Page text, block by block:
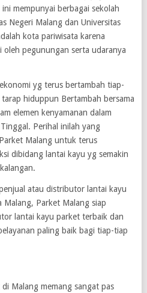
mempunyai berbagai sekolah
Negeri Malang dan Universitas
kota pariwisata karena
pegunungan serta udaranya
yg terus bertambah tiap-
hiduppun Bertambah bersama
elemen kenyamanan dalam
Perihal inilah yang
Malang untuk terus
dibidang lantai kayu yg semakin
atau distributor lantai kayu
Parket Malang siap
lantai kayu parket terbaik dan
paling baik bagi tiap-tiap
Malang memang sangat pas